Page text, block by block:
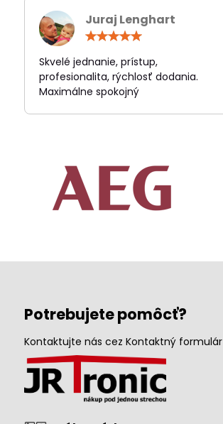
Juraj Lenghart
Skvelé jednanie, prístup,
profesionalita, rýchlosť dodania.
Maximálne spokojný
Potrebujete pomôcť?
Kontaktujte nás cez Kontaktný formulár